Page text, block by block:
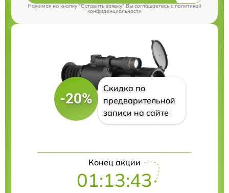
Нажимая на кнопку "Оставить заявку" Вы соглашаетесь cполитикой
конфиденциальности
-20%
Скидка по
предварительной
записи на сайте
Конец акции
01:13:42